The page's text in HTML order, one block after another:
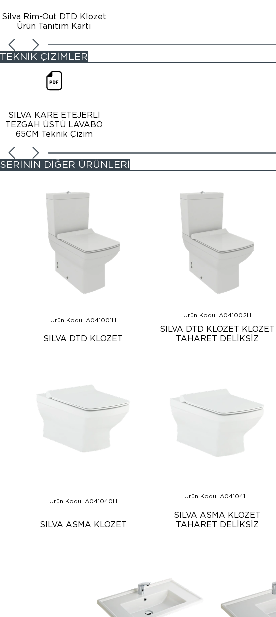
Silva Rim-Out DTD Klozet
Ürün Tanıtım Kartı
TEKNİK ÇİZİMLER
SILVA KARE ETEJERLİ
TEZGAH ÜSTÜ LAVABO
65CM Teknik Çizim
SERİNİN DİĞER ÜRÜNLERİ
Ürün Kodu: A041001H
SILVA DTD KLOZET
Ürün Kodu: A041002H
SILVA DTD KLOZET KLOZET
TAHARET DELİKSİZ
Ürün Kodu: A041040H
SILVA ASMA KLOZET
Ürün Kodu: A041041H
SILVA ASMA KLOZET
TAHARET DELİKSİZ